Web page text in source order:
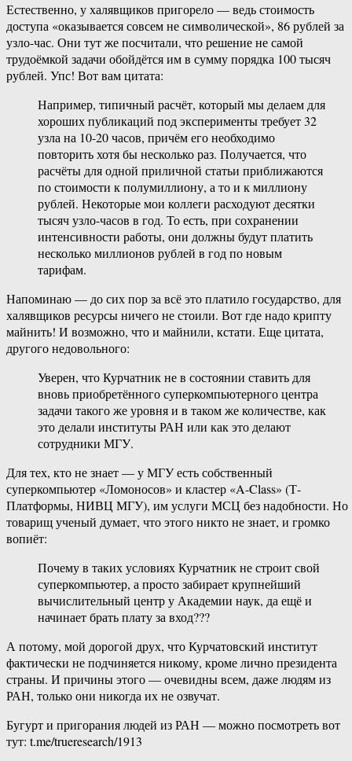
Естественно, у халявщиков пригорело — ведь стоимость
доступа «оказывается совсем не символической», 86 рублей за
узло-час. Они тут же посчитали, что решение не самой
трудоёмкой задачи обойдётся им в сумму порядка 100 тысяч
рублей. Упс! Вот вам цитата:
Например, типичный расчёт, который мы делаем для
хороших публикаций под эксперименты требует 32
узла на 10-20 часов, причём его необходимо
повторить хотя бы несколько раз. Получается, что
расчёты для одной приличной статьи приближаются
по стоимости к полумиллиону, а то и к миллиону
рублей. Некоторые мои коллеги расходуют десятки
тысяч узло-часов в год. То есть, при сохранении
интенсивности работы, они должны будут платить
несколько миллионов рублей в год по новым
тарифам.
Напоминаю — до сих пор за всё это платило государство, для
халявщиков ресурсы ничего не стоили. Вот где надо крипту
майнить! И возможно, что и майнили, кстати. Еще цитата,
другого недовольного:
Уверен, что Курчатник не в состоянии ставить для
вновь приобретённого суперкомпьютерного центра
задачи такого же уровня и в таком же количестве, как
это делали институты РАН или как это делают
сотрудники МГУ.
Для тех, кто не знает — у МГУ есть собственный
суперкомпьютер «Ломоносов» и кластер «A-Class» (Т-
Платформы, НИВЦ МГУ), им услуги МСЦ без надобности. Но
товарищ ученый думает, что этого никто не знает, и громко
вопиёт:
Почему в таких условиях Курчатник не строит свой
суперкомпьютер, а просто забирает крупнейший
вычислительный центр у Академии наук, да ещё и
начинает брать плату за вход???
А потому, мой дорогой друх, что Курчатовский институт
фактически не подчиняется никому, кроме лично президента
страны. И причины этого — очевидны всем, даже людям из
РАН, только они никогда их не озвучат.
Бугурт и пригорания людей из РАН — можно посмотреть вот
тут: t.me/trueresearch/1913